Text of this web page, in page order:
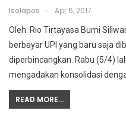
Isolapos Apr 6, 2017
Oleh: Rio Tirtayasa Bumi
berbayar UPI yang baru saja
diperbincangkan. Rabu (5/4)
mengadakan konsolidasi
READ MORE...